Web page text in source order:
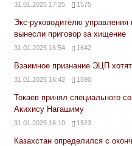
31.01.2025 17:25 1575
Экс-руководителю
вынесли приговор за хищение
31.01.2025 16:54 1642
Взаимное признание ЭЦП
31.01.2025 16:42 1590
Токаев принял специального
Акихису Нагашиму
31.01.2025 16:10 1523
Казахстан определился с